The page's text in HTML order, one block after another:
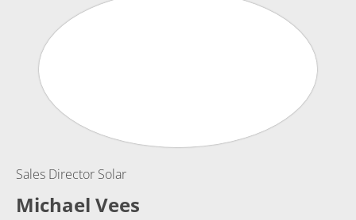
Sales Director Solar
Michael Vees